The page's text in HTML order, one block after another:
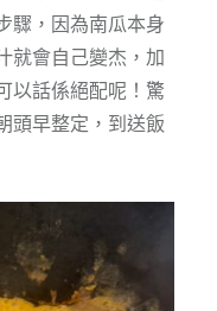
驟，因為南瓜本身
就會自己變杰，加
以話係絕配呢！驚
頭早整定，到送飯